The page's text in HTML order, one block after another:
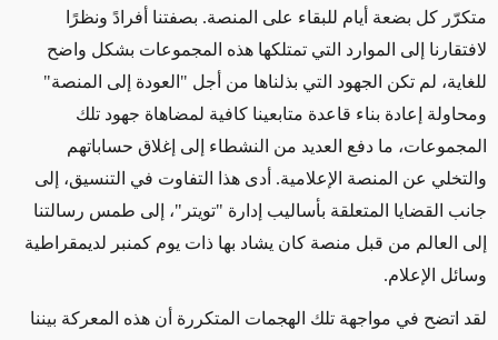
متكرّر كل بضعة أيام للبقاء على المنصة. بصفتنا أفرادً ونظرًا
لافتقارنا إلى الموارد التي تمتلكها هذه المجموعات بشكل واضح
للغاية، لم تكن الجهود التي بذلناها من أجل "العودة إلى المنصة"
ومحاولة إعادة بناء قاعدة متابعينا كافية لمضاهاة جهود تلك
المجموعات، ما دفع العديد من النشطاء إلى إغلاق حساباتهم
والتخلي عن المنصة الإعلامية. أدى هذا التفاوت في التنسيق، إلى
جانب القضايا المتعلقة بأساليب إدارة "تويتر"، إلى طمس رسالتنا
إلى العالم من قبل منصة كان يشاد بها ذات يوم كمنبر لديمقراطية
وسائل الإعلام.
لقد اتضح في مواجهة تلك الهجمات المتكررة أن هذه المعركة بيننا